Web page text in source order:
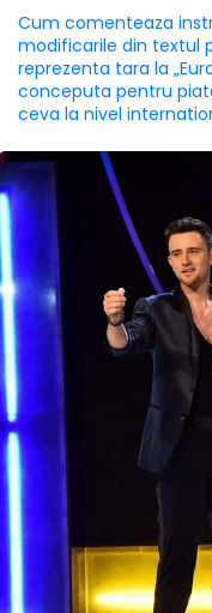
Cum comenteaza
modificarile din textul
reprezenta tara la
conceputa pentru
ceva la nivel